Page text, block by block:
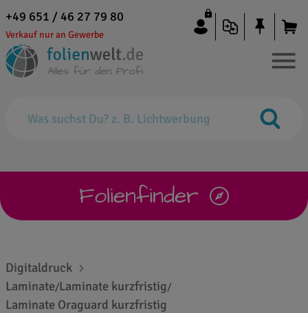
+49 651 / 46 27 79 80
Verkauf nur an Gewerbe
Folienfinder
Digitaldruck
Laminate/Laminate kurzfristig/
Laminate Oraguard kurzfristig